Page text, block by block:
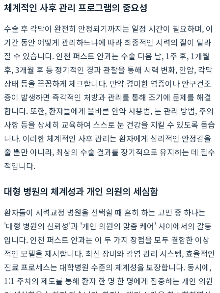
체계적인 사후 관리 프로그램의 중요성
수술 후 각막이 완전히 안정되기까지는 일정 시간이 필요하며, 이
기간 동안 어떻게 관리하느냐에 따라 최종적인 시력의 질이 달라
질 수 있습니다. 인천 퍼스트 안과는 수술 다음 날, 1주 후, 1개월
후, 3개월 후 등 정기적인 경과 관찰을 통해 시력 변화, 안압, 각막
상태 등을 꼼꼼하게 체크합니다. 만약 경미한 염증이나 안구건조
증이 발생하면 즉각적인 처방과 관리를 통해 조기에 문제를 해결
합니다. 또한, 환자들에게 올바른 안약 사용법, 눈 관리 방법, 주의
사항 등을 상세히 교육하여 스스로 눈 건강을 지킬 수 있도록 돕습
니다. 이러한 체계적인 사후 관리는 환자에게 심리적인 안정감을
줄 뿐만 아니라, 최상의 수술 결과를 장기적으로 유지하는 데 필수
적입니다.
대형 병원의 체계성과 개인 의원의 세심함
환자들이 시력교정 병원을 선택할 때 흔히 하는 고민 중 하나는
'대형 병원의 신뢰성'과 '개인 의원의 맞춤 케어' 사이에서의 갈등
입니다. 인천 퍼스트 안과는 이 두 가지 장점을 모두 결합한 이상
적인 모델을 제시합니다. 최신 장비와 감염 관리 시스템, 효율적인
진료 프로세스는 대학병원 수준의 체계성을 보장합니다. 동시에,
1:1 주치의 제도를 통해 환자 한 명 한 명에게 집중하는 개인 의원